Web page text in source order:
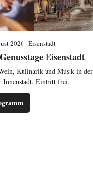
2026 · Eisenstadt
Eisenstadt
Kulinarik und Musik in der
Innenstadt. Eintritt frei.